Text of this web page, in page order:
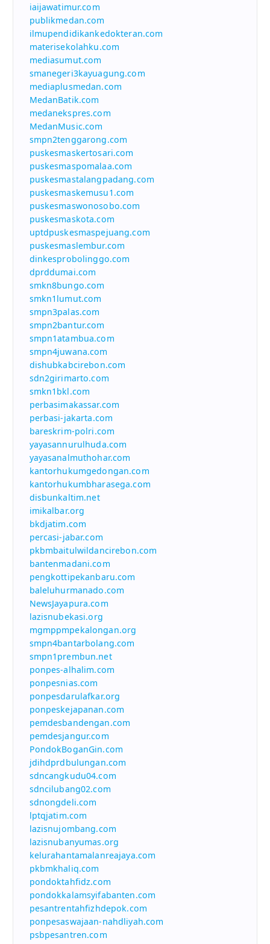
iaijawatimur.com
publikmedan.com
ilmupendidikankedokteran.com
materisekolahku.com
mediasumut.com
smanegeri3kayuagung.com
mediaplusmedan.com
MedanBatik.com
medanekspres.com
MedanMusic.com
smpn2tenggarong.com
puskesmaskertosari.com
puskesmaspomalaa.com
puskesmastalangpadang.com
puskesmaskemusu1.com
puskesmaswonosobo.com
puskesmaskota.com
uptdpuskesmaspejuang.com
puskesmaslembur.com
dinkesprobolinggo.com
dprddumai.com
smkn8bungo.com
smkn1lumut.com
smpn3palas.com
smpn2bantur.com
smpn1atambua.com
smpn4juwana.com
dishubkabcirebon.com
sdn2girimarto.com
smkn1bkl.com
perbasimakassar.com
perbasi-jakarta.com
bareskrim-polri.com
yayasannurulhuda.com
yayasanalmuthohar.com
kantorhukumgedongan.com
kantorhukumbharasega.com
disbunkaltim.net
imikalbar.org
bkdjatim.com
percasi-jabar.com
pkbmbaitulwildancirebon.com
bantenmadani.com
pengkottipekanbaru.com
baleluhurmanado.com
NewsJayapura.com
lazisnubekasi.org
mgmppmpekalongan.org
smpn4bantarbolang.com
smpn1prembun.net
ponpes-alhalim.com
ponpesnias.com
ponpesdarulafkar.org
ponpeskejapanan.com
pemdesbandengan.com
pemdesjangur.com
PondokBoganGin.com
jdihdprdbulungan.com
sdncangkudu04.com
sdncilubang02.com
sdnongdeli.com
lptqjatim.com
lazisnujombang.com
lazisnubanyumas.org
kelurahantamalanreajaya.com
pkbmkhaliq.com
pondoktahfidz.com
pondokkalamsyifabanten.com
pesantrentahfizhdepok.com
ponpesaswajaan-nahdliyah.com
psbpesantren.com